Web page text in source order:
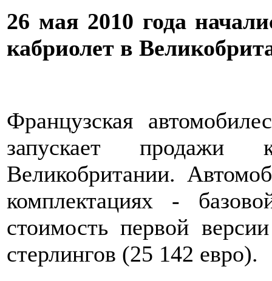
26 мая 2010 года
кабриолет в
Французская
запускает продажи
Великобритании.
комплектациях -
стоимость первой
стерлингов (25 142 евро).